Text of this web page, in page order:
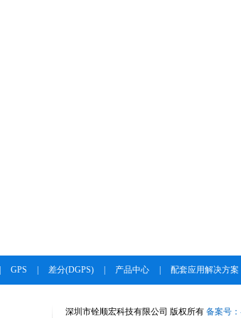
GPS 差分(DGPS) 产品中心 配套应用解决方案
深圳市铨顺宏科技有限公司 版权所有 备案号